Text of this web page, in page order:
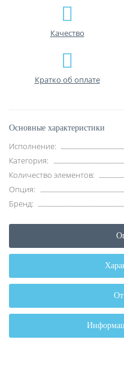
Качество
Кратко об оплате
Основные характеристики
Исполнение:
Категория:
Количество элементов:
Опция:
Бренд: